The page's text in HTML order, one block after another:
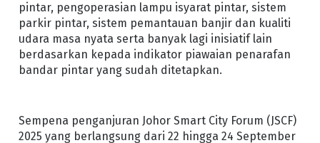
pintar, pengoperasian lampu isyarat pintar, sistem
parkir pintar, sistem pemantauan banjir dan kualiti
udara masa nyata serta banyak lagi inisiatif lain
berdasarkan kepada indikator piawaian penarafan
bandar pintar yang sudah ditetapkan.
Sempena penganjuran Johor Smart City Forum (JSCF)
2025 yang berlangsung dari 22 hingga 24 September